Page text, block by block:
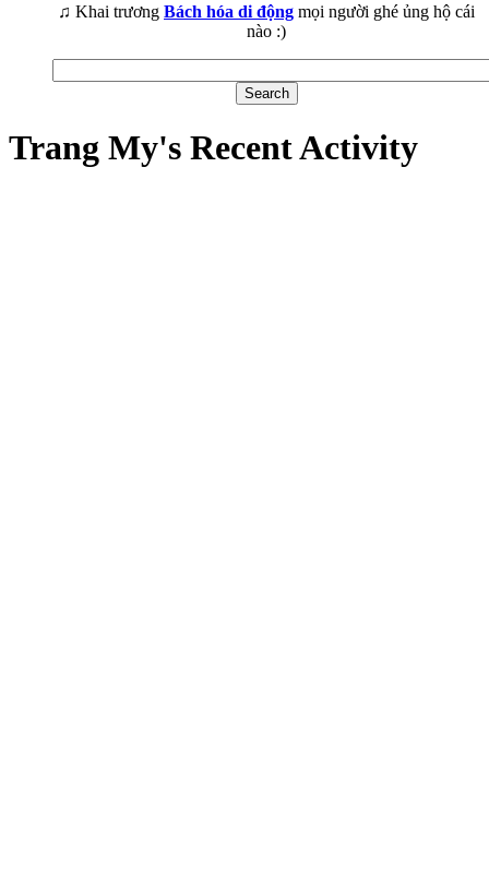
♫ Khai trương Bách hóa di động mọi người ghé ủng hộ cái
nào :)
Trang My's Recent Activity